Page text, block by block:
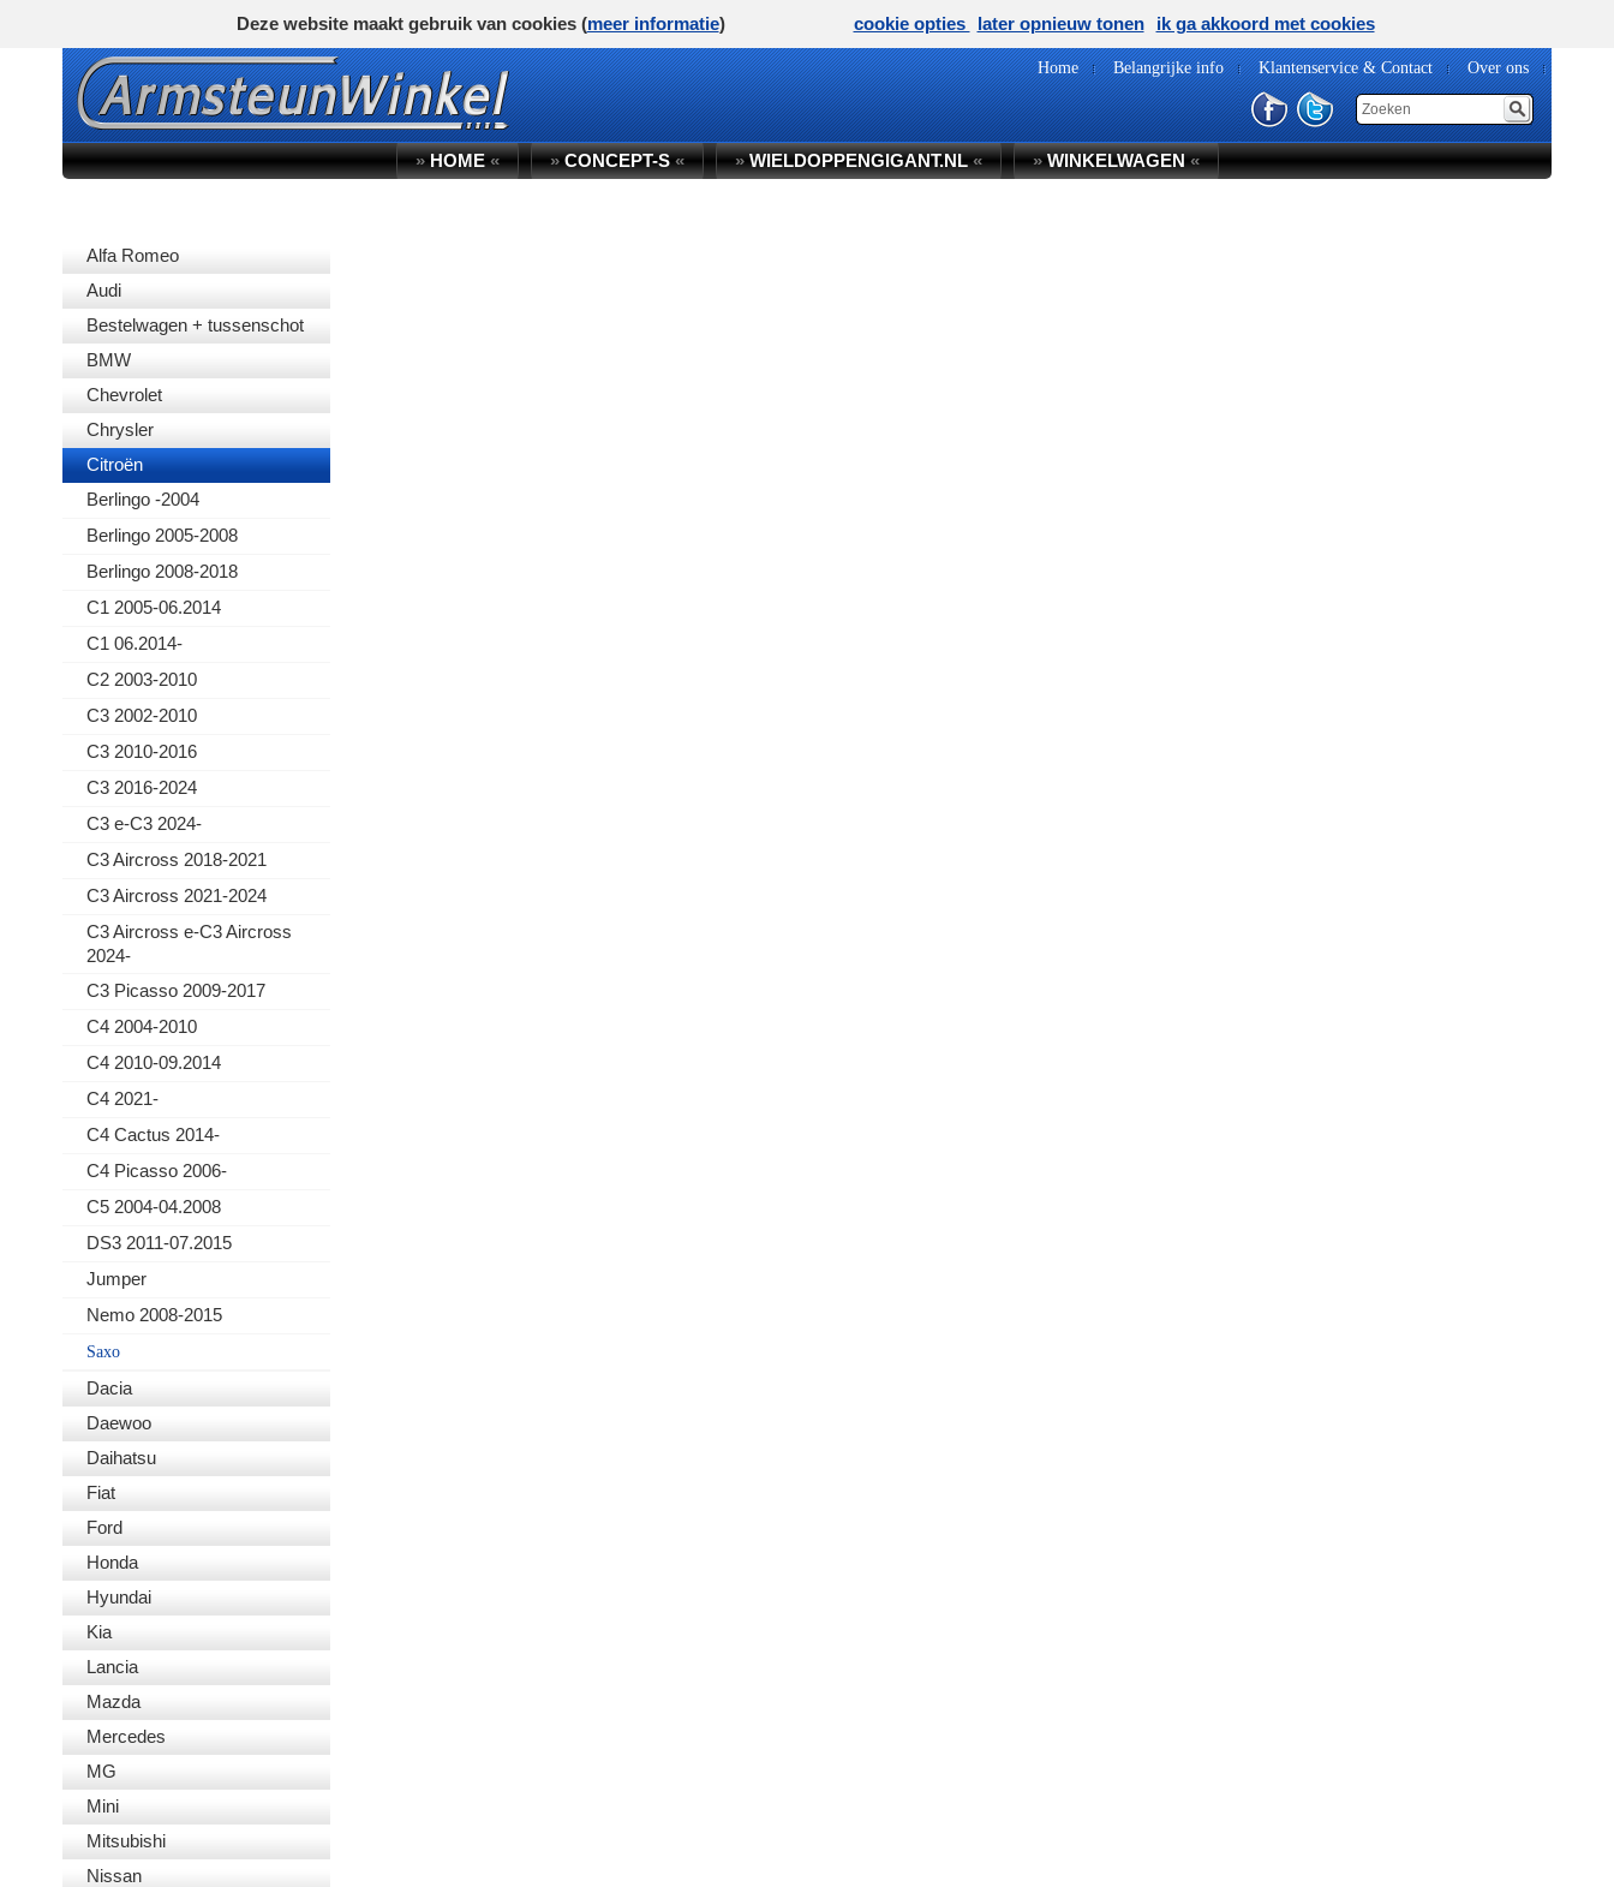
Home Belangrijke info Klantenservice & Contact Over ons
»HOME« »CONCEPT-S« »WIELDOPPENGIGANT.NL« »WINKELWAGEN«
Alfa Romeo
Audi
Bestelwagen + tussenschot
BMW
Chevrolet
Chrysler
Citroën
Berlingo -2004
Berlingo 2005-2008
Berlingo 2008-2018
C1 2005-06.2014
C1 06.2014-
C2 2003-2010
C3 2002-2010
C3 2010-2016
C3 2016-2024
C3 e-C3 2024-
C3 Aircross 2018-2021
C3 Aircross 2021-2024
C3 Aircross e-C3 Aircross
2024-
C3 Picasso 2009-2017
C4 2004-2010
C4 2010-09.2014
C4 2021-
C4 Cactus 2014-
C4 Picasso 2006-
C5 2004-04.2008
DS3 2011-07.2015
Jumper
Nemo 2008-2015
Saxo
Dacia
Daewoo
Daihatsu
Fiat
Ford
Honda
Hyundai
Kia
Lancia
Mazda
Mercedes
MG
Mini
Mitsubishi
Nissan
Deze website maakt gebruik van cookies (meer informatie) cookie opties later opnieuw tonen ik ga akkoord met cookies